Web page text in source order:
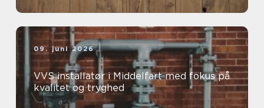
09. juni 2026
VVS installatør i Middelfart med fokus på
kvalitet og tryghed